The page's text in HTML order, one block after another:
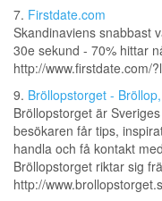
7. Firstdate.com
Skandinaviens snabbast
30e sekund - 70% hittar
http://www.firstdate.com/
9. Bröllopstorget -
Bröllopstorget är
besökaren får tips,
handla och få kontakt
Bröllopstorget riktar sig
http://